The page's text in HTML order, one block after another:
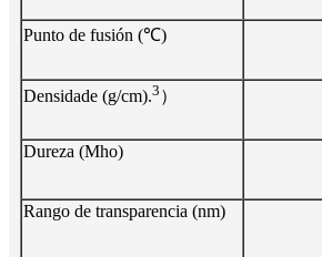
Punto de fusión (℃)
Densidade (g/cm).3 ）
Dureza (Mho)
Rango de transparencia (nm)